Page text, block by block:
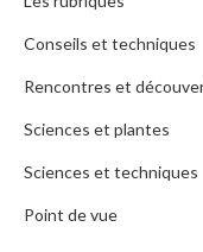
Conseils et techniques
Rencontres et
Sciences et plantes
Sciences et techniques
Point de vue